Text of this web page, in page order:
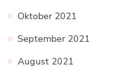
Oktober 2021
September 2021
August 2021